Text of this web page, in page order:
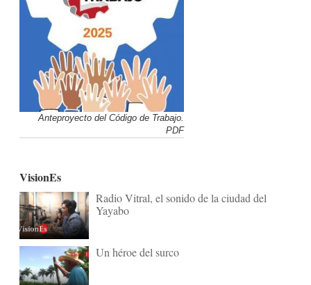
Anteproyecto del Código de Trabajo.
PDF
VisionEs
Radio Vitral, el sonido de la ciudad del
Yayabo
Un héroe del surco